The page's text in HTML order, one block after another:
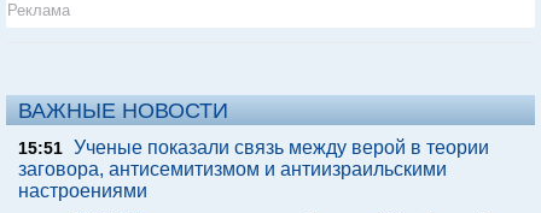
Реклама
ВАЖНЫЕ НОВОСТИ
15:51 Ученые показали связь между верой в теории
заговора, антисемитизмом и антиизраильскими
настроениями